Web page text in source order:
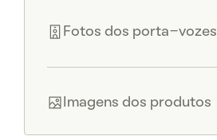
Fotos dos porta-vozes
Imagens dos produtos